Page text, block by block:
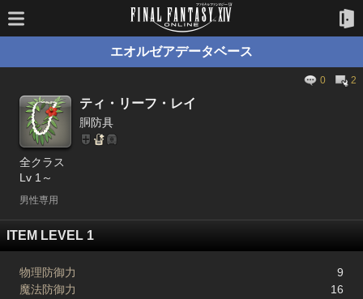
エオルゼアデータベース
0 2
ティ・リーフ・レイ
胴防具
全クラス
Lv 1～
男性専用
ITEM LEVEL 1
物理防御力
9
魔法防御力
16